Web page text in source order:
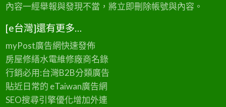
內容一經舉報與發現不當，將立即刪除帳號與內容。
[e台灣]還有更多…
myPost廣告網快速發佈
房屋修繕水電維修廠商名錄
行銷必用:台灣B2B分類廣告
貼近日常的 eTaiwan廣告網
SEO搜尋引擎優化增加外連